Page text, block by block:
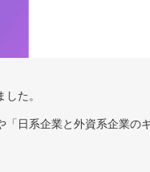
た。
「日系企業と外資系企業の